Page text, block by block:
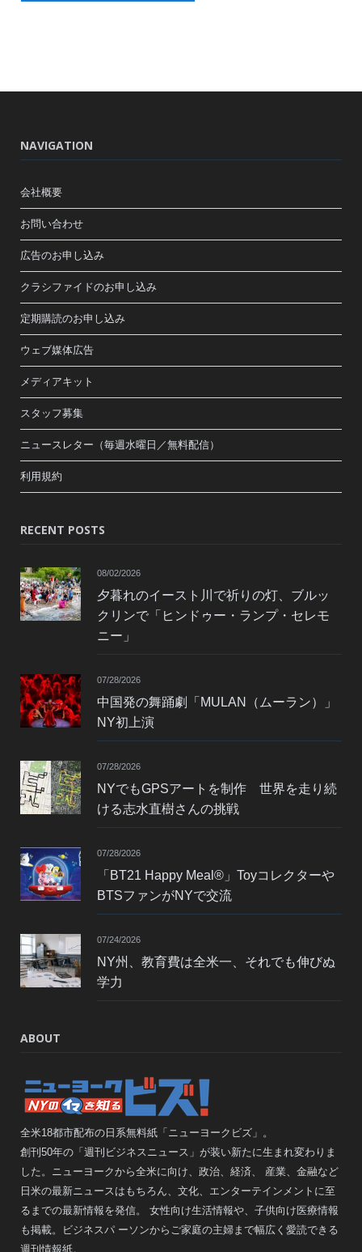
NAVIGATION
会社概要
お問い合わせ
広告のお申し込み
クラシファイドのお申し込み
定期購読のお申し込み
ウェブ媒体広告
メディアキット
スタッフ募集
ニュースレター（毎週水曜日／無料配信）
利用規約
RECENT POSTS
08/02/2026
夕暮れのイースト川で祈りの灯、ブルッ
クリンで「ヒンドゥー・ランプ・セレモ
ニー」
07/28/2026
中国発の舞踊劇「MULAN（ムーラン）」
NY初上演
07/28/2026
NYでもGPSアートを制作 世界を走り続
ける志水直樹さんの挑戦
07/28/2026
「BT21 Happy Meal®」Toyコレクターや
BTSファンがNYで交流
07/24/2026
NY州、教育費は全米一、それでも伸びぬ
学力
ABOUT
全米18都市配布の日系無料紙「ニューヨークビズ」。
創刊50年の「週刊ビジネスニュース」が装い新たに生まれ変わりま
した。ニューヨークから全米に向け、政治、経済、 産業、金融など
日米の最新ニュースはもちろん、文化、エンターテインメントに至
るまでの最新情報を発信。 女性向け生活情報や、子供向け医療情報
も掲載。ビジネスパ ーソンからご家庭の主婦まで幅広く愛読できる
週刊情報紙。